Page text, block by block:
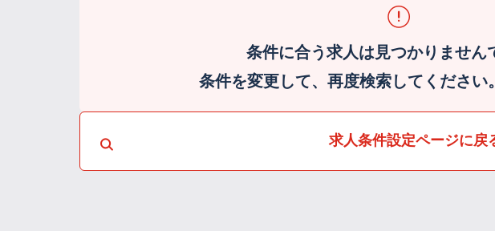
条件に合う求人は見つかりません
条件を変更して、再度検索してください
求人条件設定ページに戻